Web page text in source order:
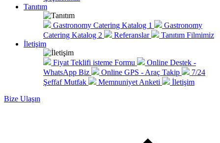
Tanıtım
Gastronomy Catering Katalog 1
Gastronomy
Catering Katalog 2
Referanslar
Tanıtım Filmimiz
İletişim
Fiyat Teklifi isteme Formu
Online Destek -
WhatsApp Biz
Online GPS - Araç Takip
7/24
Şeffaf Mutfak
Memnuniyet Anketi
İletişim
Bize Ulaşın